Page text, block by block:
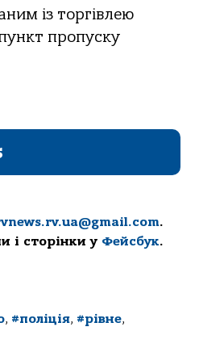
із торгівлею
пропуску
.
і сторінки у Фейсбук.
, #поліція, #рівне,